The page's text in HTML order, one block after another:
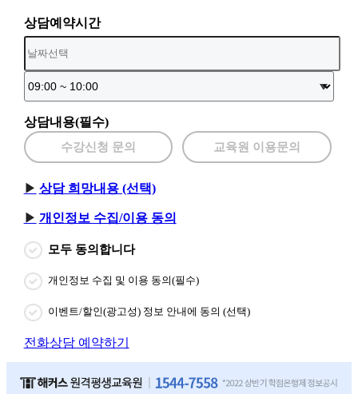
상담예약시간
상담내용(필수)
수강신청 문의 교육원 이용문의
상담 희망내용 (선택)
개인정보 수집/이용 동의
모두 동의합니다
개인정보 수집 및 이용 동의(필수)
이벤트/할인(광고성) 정보 안내에 동의 (선택)
전화상담 예약하기